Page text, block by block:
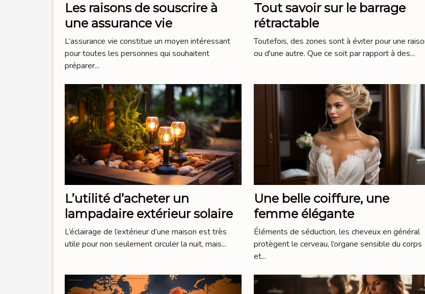
Les raisons de souscrire à
une assurance vie
L’assurance vie constitue un moyen intéressant
pour toutes les personnes qui souhaitent
préparer...
Tout savoir sur le barrage
rétractable
Toutefois, des zones sont à éviter pour une
ou d'une autre. Que ce soit par rapport à des...
L’utilité d’acheter un
lampadaire extérieur solaire
L’éclairage de l’extérieur d’une maison est très
utile pour non seulement circuler la nuit, mais...
Une belle coiffure, une
femme élégante
Éléments de séduction, les cheveux en général
protègent le cerveau, l’organe sensible du corps
et...